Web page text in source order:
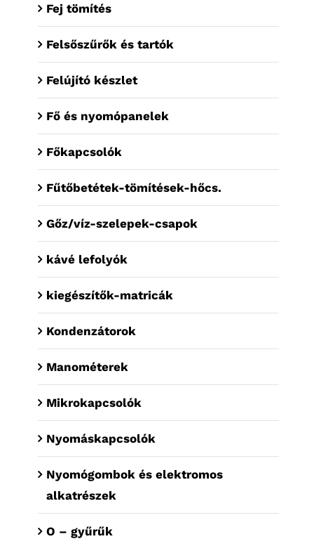
Fej tömítés
Felsőszűrők és tartók
Felújító készlet
Fő és nyomópanelek
Főkapcsolók
Fűtőbetétek-tömítések-hőcs.
Gőz/víz-szelepek-csapok
kávé lefolyók
kiegészítők-matricák
Kondenzátorok
Manométerek
Mikrokapcsolók
Nyomáskapcsolók
Nyomógombok és elektromos
alkatrészek
O – gyűrűk